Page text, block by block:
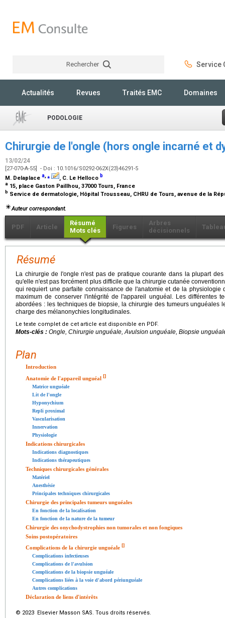
Rechercher Service
Actualités Revues Traités EMC Domaines
PODOLOGIE
Chirurgie de l'ongle (hors ongle incarné et
13/02/24
[27-070-A-55] - Doi : 10.1016/S0292-062X(23)46291-5
M. Delaplace a,⁎ , C. Le Helloco b
a 15, place Gaston Paillhou, 37000 Tours, France
b Service de dermatologie, Hôpital Trousseau, CHRU de Tours, avenue de la
Auteur correspondant.
PDF Article
Résumé
Mots clés
Figures
Arbres
décisionnels
Résumé
La chirurgie de l'ongle n'est pas de pratique courante dans la plupart
qu'elle n'est pas forcément plus difficile que la chirurgie cutanée
qui requiert une parfaite connaissance de l'anatomie et de la physiologie
maximum de conserver l'intégrité de l'appareil unguéal. Les différentes
abordées : les techniques de biopsie, la chirurgie des tumeurs unguéales
charge des mélanonychies longitudinales.
Le texte complet de cet article est disponible en PDF.
Mots-clés : Ongle, Chirurgie unguéale, Avulsion unguéale, Biopsie
Plan
Introduction
Anatomie de l'appareil unguéal []
Matrice unguéale
Lit de l'ongle
Hyponychium
Repli proximal
Vascularisation
Innervation
Physiologie
Indications chirurgicales
Indications diagnostiques
Indications thérapeutiques
Techniques chirurgicales générales
Matériel
Anesthésie
Principales techniques chirurgicales
Chirurgie des principales tumeurs unguéales
En fonction de la localisation
En fonction de la nature de la tumeur
Chirurgie des onychodystrophies non tumorales et non fongiques
Soins postopératoires
Complications de la chirurgie unguéale []
Complications infectieuses
Complications de l'avulsion
Complications de la biopsie unguéale
Complications liées à la voie d'abord périunguéale
Autres complications
Déclaration de liens d'intérêts
© 2023 Elsevier Masson SAS. Tous droits réservés.